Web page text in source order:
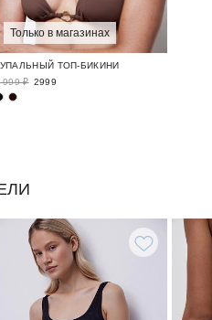
Только в магазинах
ТОП-БИКИНИ
999 ₽ 2999